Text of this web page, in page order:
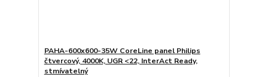
PAHA-600x600-35W CoreLine panel Philips
čtvercový, 4000K, UGR <22, InterAct Ready,
stmívatelný